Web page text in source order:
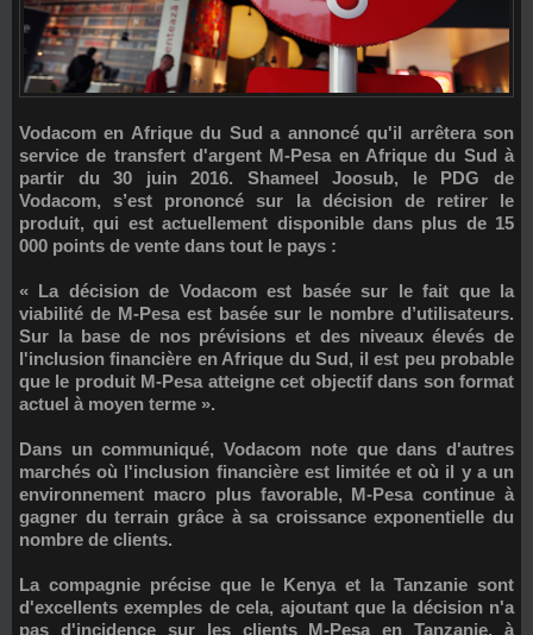
Vodacom en Afrique du Sud a annoncé qu'il arrêtera son
service de transfert d'argent M-Pesa en Afrique du Sud à
partir du 30 juin 2016. Shameel Joosub, le PDG de
Vodacom, s’est prononcé sur la décision de retirer le
produit, qui est actuellement disponible dans plus de 15
000 points de vente dans tout le pays :
« La décision de Vodacom est basée sur le fait que la
viabilité de M-Pesa est basée sur le nombre d’utilisateurs.
Sur la base de nos prévisions et des niveaux élevés de
l'inclusion financière en Afrique du Sud, il est peu probable
que le produit M-Pesa atteigne cet objectif dans son format
actuel à moyen terme ».
Dans un communiqué, Vodacom note que dans d'autres
marchés où l'inclusion financière est limitée et où il y a un
environnement macro plus favorable, M-Pesa continue à
gagner du terrain grâce à sa croissance exponentielle du
nombre de clients.
La compagnie précise que le Kenya et la Tanzanie sont
d'excellents exemples de cela, ajoutant que la décision n'a
pas d'incidence sur les clients M-Pesa en Tanzanie, à